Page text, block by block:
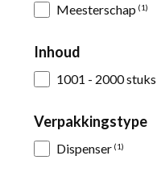
Meesterschap (1)
Inhoud
1001 - 2000 stuks
Verpakkingstype
Dispenser (1)